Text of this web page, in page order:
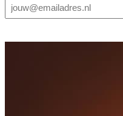
mailadres